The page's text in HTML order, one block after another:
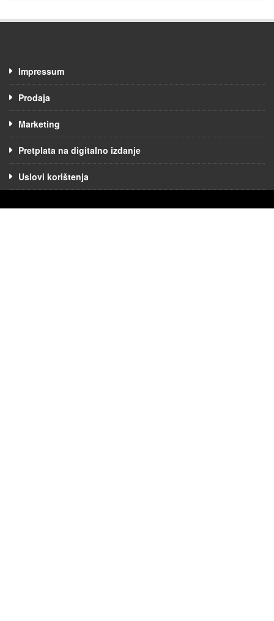
Impressum
Prodaja
Marketing
Pretplata na digitalno izdanje
Uslovi korištenja